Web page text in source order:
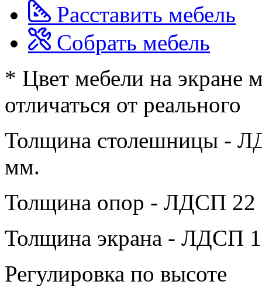
Расставить мебель
Собрать мебель
* Цвет мебели на экране
отличаться от реального
Толщина столешницы -
мм.
Толщина опор - ЛДСП
Толщина экрана - ЛДСП
Регулировка по высоте